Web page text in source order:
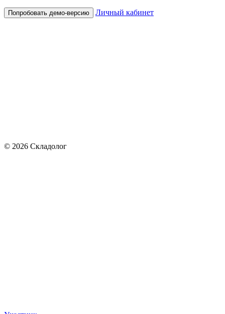
Попробовать демо-версию Личный кабинет
© 2026 Складолог